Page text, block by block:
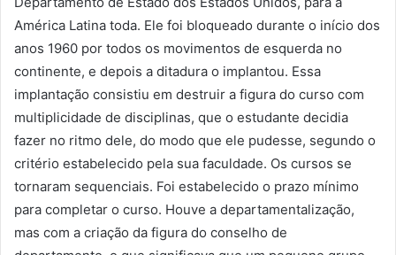
América Latina toda. Ele foi bloqueado durante o início dos
anos 1960 por todos os movimentos de esquerda no
continente, e depois a ditadura o implantou. Essa
implantação consistiu em destruir a figura do curso com
multiplicidade de disciplinas, que o estudante decidia
fazer no ritmo dele, do modo que ele pudesse, segundo o
critério estabelecido pela sua faculdade. Os cursos se
tornaram sequenciais. Foi estabelecido o prazo mínimo
para completar o curso. Houve a departamentalização,
mas com a criação da figura do conselho de